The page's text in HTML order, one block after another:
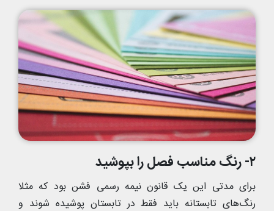
۲- رنگ مناسب فصل را بپوشید
برای مدتی این یک قانون نیمه رسمی فشن بود که مثلا
رنگ‌های تابستانه باید فقط در تابستان پوشیده شوند و